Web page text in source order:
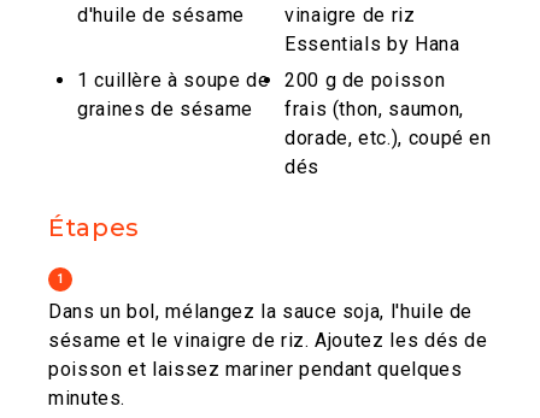
d'huile de sésame
vinaigre de riz
Essentials by Hana
1 cuillère à soupe de
graines de sésame
200 g de poisson
frais (thon, saumon,
dorade, etc.), coupé en
dés
Étapes
1
Dans un bol, mélangez la sauce soja, l'huile de
sésame et le vinaigre de riz. Ajoutez les dés de
poisson et laissez mariner pendant quelques
minutes.